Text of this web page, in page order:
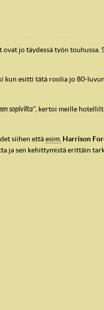
jo täydessä työn touhussa.
kun esitti tätä roolia jo 80-luvun
sopivilta” , kertoi meille
siihen ettäesim. Harrison
ja sen kehittymistä erittäin